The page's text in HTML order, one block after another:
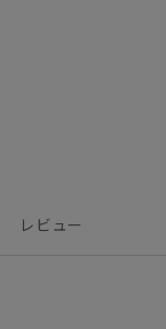
レビュー